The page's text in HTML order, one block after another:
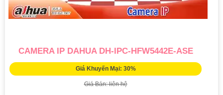
CAMERA IP DAHUA DH-IPC-HFW5442E-ASE
Giá Khuyến Mại: 30%
Giá Bán: liên hệ